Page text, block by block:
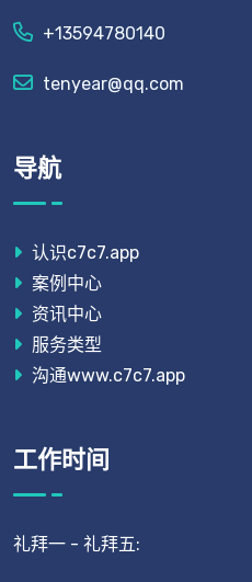
+13594780140
tenyear@qq.com
导航
认识c7c7.app
案例中心
资讯中心
服务类型
沟通www.c7c7.app
工作时间
礼拜一 - 礼拜五: